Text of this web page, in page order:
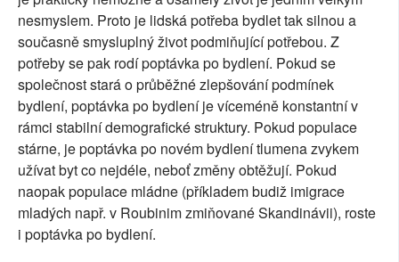
nesmyslem. Proto je lidská potřeba bydlet tak silnou a
současně smysluplný život podmiňující potřebou. Z
potřeby se pak rodí poptávka po bydlení. Pokud se
společnost stará o průběžné zlepšování podmínek
bydlení, poptávka po bydlení je víceméně konstantní v
rámci stabilní demografické struktury. Pokud populace
stárne, je poptávka po novém bydlení tlumena zvykem
užívat byt co nejdéle, neboť změny obtěžují. Pokud
naopak populace mládne (příkladem budiž imigrace
mladých např. v Roubinim zmiňované Skandinávii), roste
i poptávka po bydlení.